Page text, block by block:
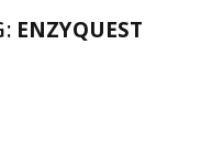
ENZYQUEST